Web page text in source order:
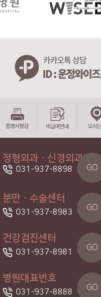
정형외과ㆍ신경외과
031-937-8898 GO
분만ㆍ수술센터
031-937-8983 GO
건강검진센터
031-937-8981 GO
병원대표번호
031-937-8888 GO